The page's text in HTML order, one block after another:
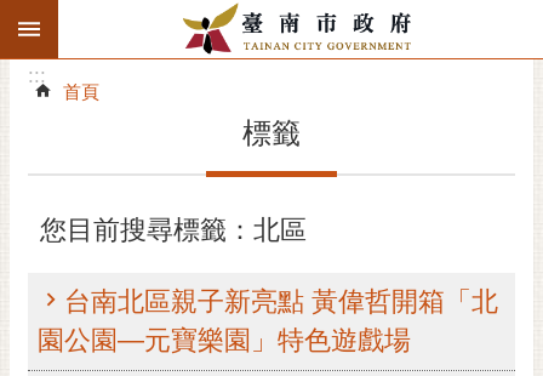
跳到主要內容區塊
搜
階
精彩府城
市府團隊
:::
:::
首頁
標籤
您目前搜尋標籤：北區
台南北區親子新亮點 黃偉哲開箱「北
園公園—元寶樂園」特色遊戲場